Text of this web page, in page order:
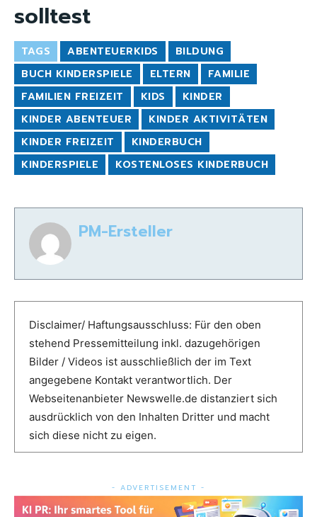
solltest
TAGS ABENTEUERKIDS
BILDUNG
BUCH KINDERSPIELE
ELTERN
FAMILIE
FAMILIEN FREIZEIT
KIDS
KINDER
KINDER ABENTEUER
KINDER AKTIVITÄTEN
KINDER FREIZEIT
KINDERBUCH
KINDERSPIELE
KOSTENLOSES KINDERBUCH
PM-Ersteller
Disclaimer/ Haftungsausschluss: Für den oben
stehend Pressemitteilung inkl. dazugehörigen
Bilder / Videos ist ausschließlich der im Text
angegebene Kontakt verantwortlich. Der
Webseitenanbieter Newswelle.de distanziert sich
ausdrücklich von den Inhalten Dritter und macht
sich diese nicht zu eigen.
- ADVERTISEMENT -